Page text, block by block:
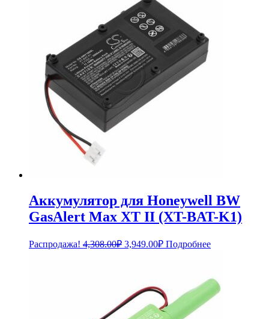
4,308.00₽.
Аккумулятор для Honeywell BW
GasAlert Max XT II (XT-BAT-K1)
Распродажа! 4,308.00₽ Первоначальная
3,949.00₽Текущая
цена:
Подробнее